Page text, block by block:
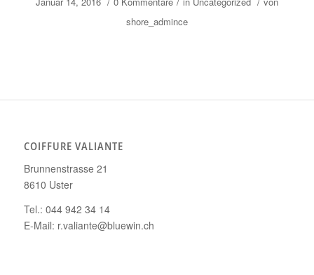
shore_admince
COIFFURE VALIANTE
Brunnenstrasse 21
8610 Uster
Tel.: 044 942 34 14
E-Mail: r.valiante@bluewin.ch